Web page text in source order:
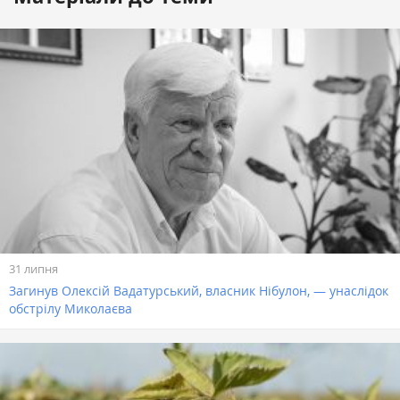
31 липня
Загинув Олексій Вадатурський, власник Нібулон, — унаслідок
обстрілу Миколаєва